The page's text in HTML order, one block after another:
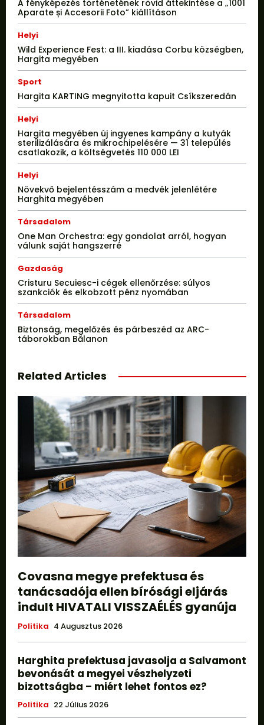
A fényképezés történetének rövid áttekintése a „1001
Aparate și Accesorii Foto” kiállításon
Helyi
Wild Experience Fest: a III. kiadása Corbu községben,
Hargita megyében
Sport
Hargita KARTING megnyitotta kapuit Csíkszeredán
Helyi
Hargita megyében új ingyenes kampány a kutyák
sterilizálására és mikrochipelésére — 31 település
csatlakozik, a költségvetés 110 000 LEI
Helyi
Növekvő bejelentésszám a medvék jelenlétére
Harghita megyében
Társadalom
One Man Orchestra: egy gondolat arról, hogyan
válunk saját hangszerré
Gazdaság
Cristuru Secuiesc-i cégek ellenőrzése: súlyos
szankciók és elkobzott pénz nyomában
Társadalom
Biztonság, megelőzés és párbeszéd az ARC-
táborokban Bălanon
Related Articles
Covasna megye prefektusa és
tanácsadója ellen bírósági eljárás
indult HIVATALI VISSZAÉLÉS gyanúja
Politika 4 Augusztus 2026
Harghita prefektusa javasolja a Salvamont
bevonását a megyei vészhelyzeti
bizottságba – miért lehet fontos ez?
Politika 22 Július 2026